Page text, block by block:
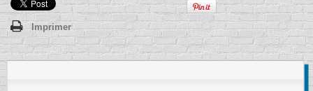
Imprimer